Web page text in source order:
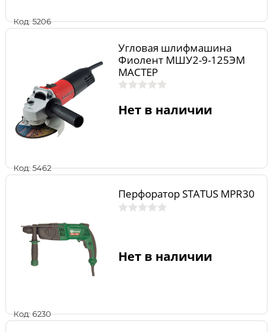
Код: 5206
Код: 5462
Угловая шлифмашина
Фиолент МШУ2-9-125ЭМ
МАСТЕР
Нет в наличии
Код: 6230
Перфоратор STATUS MPR30
Нет в наличии